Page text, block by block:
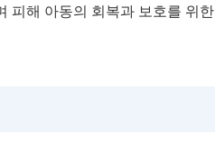
피해 아동의 회복과 보호를 위한